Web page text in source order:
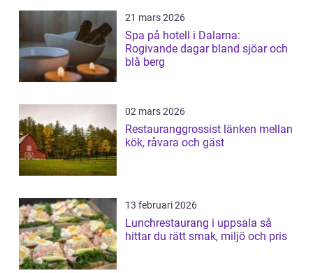
21 mars 2026
Spa på hotell i Dalarna:
Rogivande dagar bland sjöar och
blå berg
02 mars 2026
Restauranggrossist länken mellan
kök, råvara och gäst
13 februari 2026
Lunchrestaurang i uppsala så
hittar du rätt smak, miljö och pris